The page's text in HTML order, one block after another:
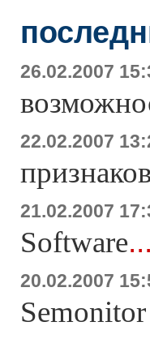
26.02.2007
22.02.2007
21.02.2007
Software
20.02.2007